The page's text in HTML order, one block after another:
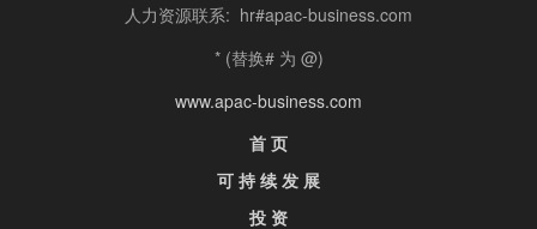
人力资源联系: hr#apac-business.com
* (替换# 为 @)
www.apac-business.com
首 页
可 持 续 发 展
投 资